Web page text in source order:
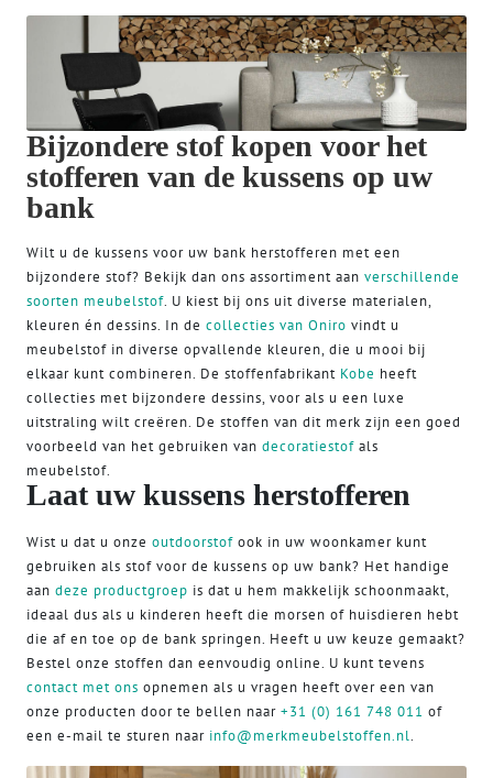
Bijzondere stof kopen voor het
stofferen van de kussens op uw
bank
Wilt u de kussens voor uw bank herstofferen met een
bijzondere stof? Bekijk dan ons assortiment aan verschillende
soorten meubelstof. U kiest bij ons uit diverse materialen,
kleuren én dessins. In de collecties van Oniro vindt u
meubelstof in diverse opvallende kleuren, die u mooi bij
elkaar kunt combineren. De stoffenfabrikant Kobe heeft
collecties met bijzondere dessins, voor als u een luxe
uitstraling wilt creëren. De stoffen van dit merk zijn een goed
voorbeeld van het gebruiken van decoratiestof als
meubelstof.
Laat uw kussens herstofferen
Wist u dat u onze outdoorstof ook in uw woonkamer kunt
gebruiken als stof voor de kussens op uw bank? Het handige
aan deze productgroep is dat u hem makkelijk schoonmaakt,
ideaal dus als u kinderen heeft die morsen of huisdieren hebt
die af en toe op de bank springen. Heeft u uw keuze gemaakt?
Bestel onze stoffen dan eenvoudig online. U kunt tevens
contact met ons opnemen als u vragen heeft over een van
onze producten door te bellen naar +31 (0) 161 748 011 of
een e-mail te sturen naar info@merkmeubelstoffen.nl.